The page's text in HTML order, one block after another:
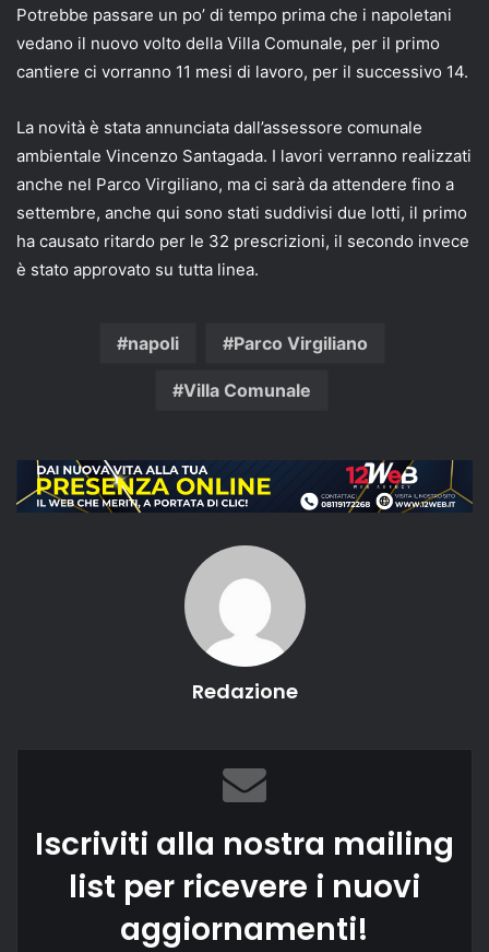
Potrebbe passare un po’ di tempo prima che i napoletani
vedano il nuovo volto della Villa Comunale, per il primo
cantiere ci vorranno 11 mesi di lavoro, per il successivo 14.
La novità è stata annunciata dall’assessore comunale
ambientale Vincenzo Santagada. I lavori verranno realizzati
anche nel Parco Virgiliano, ma ci sarà da attendere fino a
settembre, anche qui sono stati suddivisi due lotti, il primo
ha causato ritardo per le 32 prescrizioni, il secondo invece
è stato approvato su tutta linea.
napoli Parco Virgiliano
Villa Comunale
Redazione
Iscriviti alla nostra mailing
list per ricevere i nuovi
aggiornamenti!